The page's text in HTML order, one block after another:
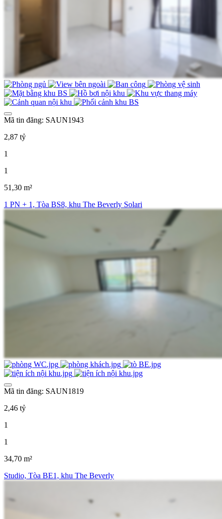
Mã tin đăng: SAUN1943
2,87 tỷ
1
1
51,30 m²
1 PN + 1, Tòa BS8, khu The Beverly Solari
Mã tin đăng: SAUN1819
2,46 tỷ
1
1
34,70 m²
Studio, Tòa BE1, khu The Beverly